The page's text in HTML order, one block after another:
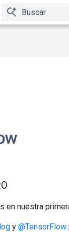
en nuestra
y @TensorFlow